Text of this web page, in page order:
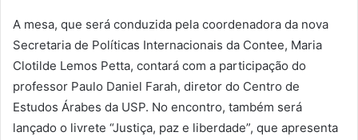
A mesa, que será conduzida pela coordenadora da nova
Secretaria de Políticas Internacionais da Contee, Maria
Clotilde Lemos Petta, contará com a participação do
professor Paulo Daniel Farah, diretor do Centro de
Estudos Árabes da USP. No encontro, também será
lançado o livrete “Justiça, paz e liberdade”, que apresenta